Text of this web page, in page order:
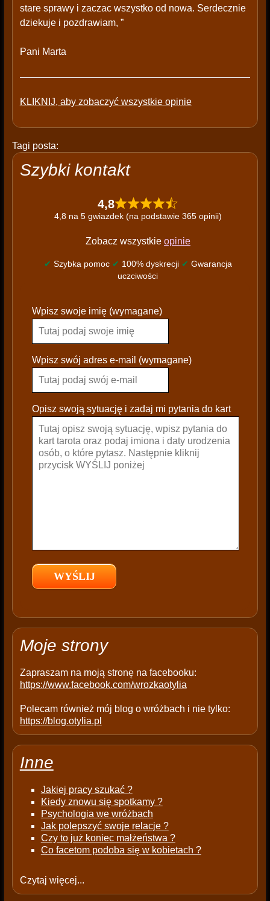
stare sprawy i zaczac wszystko od nowa. Serdecznie
dziekuje i pozdrawiam, ”
Pani Marta
KLIKNIJ, aby zobaczyć wszystkie opinie
Tagi posta:
Szybki kontakt
4,8
4,8 na 5 gwiazdek (na podstawie 365 opinii)
Zobacz wszystkie opinie
✔ Szybka pomoc ✔ 100% dyskrecji ✔ Gwarancja
uczciwości
l
a
s
e
a
e
e
p
y
Wpisz swoje imię (wymagane)
Wpisz swój adres e-mail (wymagane)
Opisz swoją sytuację i zadaj mi pytania do kart
Moje strony
Zapraszam na moją stronę na facebooku:
https://www.facebook.com/wrozkaotylia
Polecam również mój blog o wróżbach i nie tylko:
https://blog.otylia.pl
Inne
Jakiej pracy szukać ?
Kiedy znowu się spotkamy ?
Psychologia we wróżbach
Jak polepszyć swoje relacje ?
Czy to już koniec małżeństwa ?
Co facetom podoba się w kobietach ?
Czytaj więcej...